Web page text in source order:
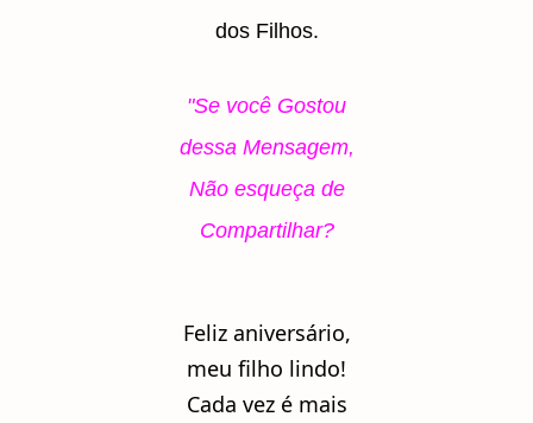
dos Filhos.
"Se você Gostou
dessa Mensagem,
Não esqueça de
Compartilhar?
Feliz aniversário,
meu filho lindo!
Cada vez é mais